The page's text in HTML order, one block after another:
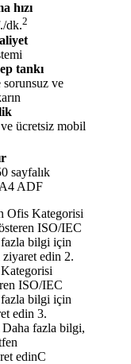
hızı
dk.2
tankı
ve
ücretsiz mobil
sayfalık
A4 ADF
Ofis Kategorisi
ISO/IEC
fazla bilgi için
edin 2.
ISO/IEC
fazla bilgi için
edin 3.
Daha fazla bilgi,
edinC